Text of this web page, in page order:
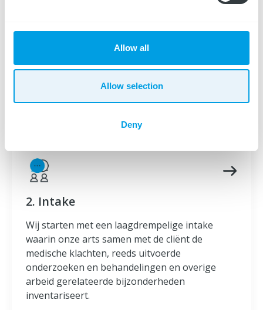
Allow all
Allow selection
Deny
Als werkgever of arts kun je eenvoudig een
werknemer aanmelden via het
even sparren? Jacqueline Blankenberg, Arts
voor Arbeid en Gezondheid, denkt graag met je
mee en is bereikbaar op 06‑13370415.
2. Intake
Wij starten met een laagdrempelige intake
waarin onze arts samen met de cliënt de
medische klachten, reeds uitvoerde
onderzoeken en behandelingen en overige
arbeid gerelateerde bijzonderheden
inventariseert.